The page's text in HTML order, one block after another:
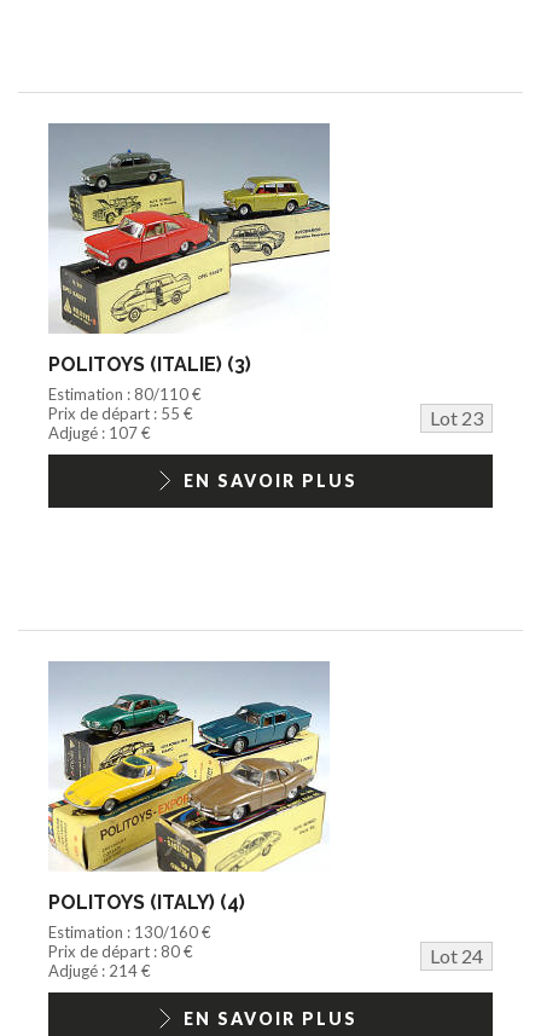
POLITOYS (ITALIE) (3)
Estimation : 80/110 €
Prix de départ : 55 €
Lot 23
Adjugé : 107 €
EN SAVOIR PLUS
POLITOYS (ITALY) (4)
Estimation : 130/160 €
Prix de départ : 80 €
Lot 24
Adjugé : 214 €
EN SAVOIR PLUS